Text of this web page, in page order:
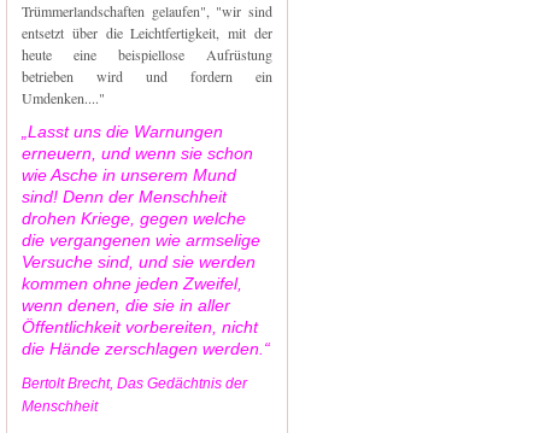
Trümmerlandschaften gelaufen", "wir sind
entsetzt über die Leichtfertigkeit, mit der
heute eine beispiellose Aufrüstung
betrieben wird und fordern ein
Umdenken...."
„Lasst uns die Warnungen
erneuern, und wenn sie schon
wie Asche in unserem Mund
sind! Denn der Menschheit
drohen Kriege, gegen welche
die vergangenen wie armselige
Versuche sind, und sie werden
kommen ohne jeden Zweifel,
wenn denen, die sie in aller
Öffentlichkeit vorbereiten, nicht
die Hände zerschlagen werden.“
Bertolt Brecht, Das Gedächtnis der
Menschheit